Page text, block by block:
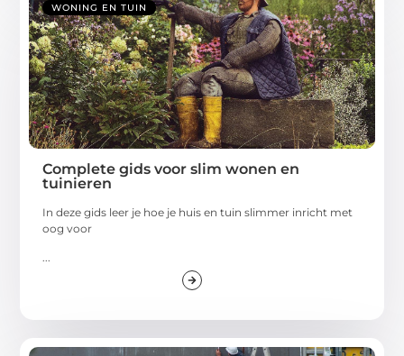
WONING EN TUIN
Complete gids voor slim wonen en
tuinieren
In deze gids leer je hoe je huis en tuin slimmer inricht met
oog voor
...